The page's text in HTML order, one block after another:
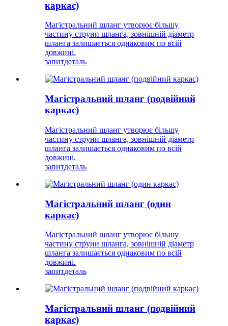
каркас)
Магістральний шланг утворює більшу
частину струни шланга, зовнішній діаметр
шланга залишається однаковим по всій
довжині.
запитдеталь
Магістральний шланг (подвійний
каркас)
Магістральний шланг утворює більшу
частину струни шланга, зовнішній діаметр
шланга залишається однаковим по всій
довжині.
запитдеталь
Магістральний шланг (один
каркас)
Магістральний шланг утворює більшу
частину струни шланга, зовнішній діаметр
шланга залишається однаковим по всій
довжині.
запитдеталь
Магістральний шланг (подвійний
каркас)